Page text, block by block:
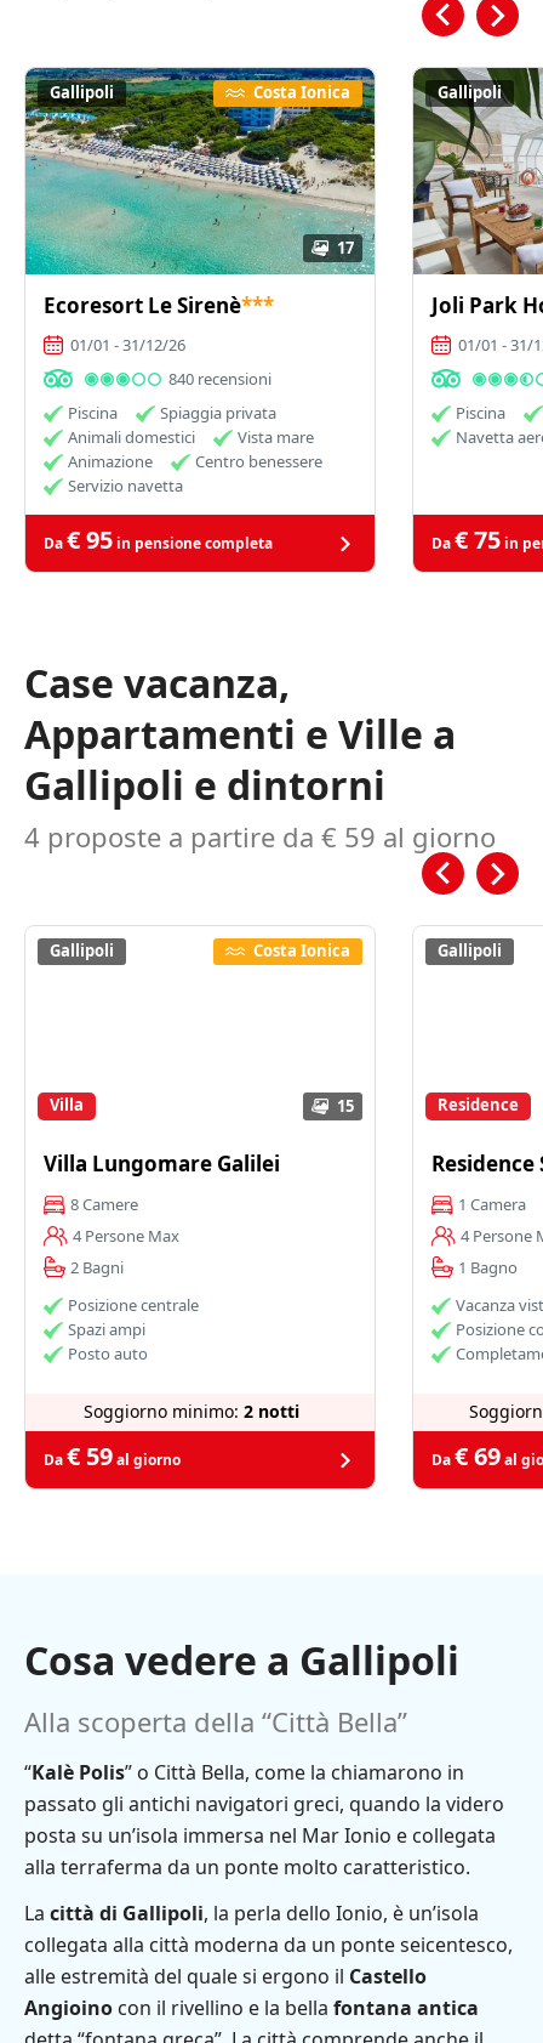
17
Gallipoli Costa Ionica
Ecoresort Le Sirenè***
01/01 - 31/12/26
840 recensioni
Piscina
Spiaggia privata
Animali domestici
Vista mare
Animazione
Centro benessere
Servizio navetta
Da€ 95 in pensione completa
Gallipoli
Joli Park
01/01 - 31/
Piscina
Navetta
Da€ 75 in
Case vacanza,
Appartamenti e Ville a
Gallipoli e dintorni
4 proposte a partire da € 59 al giorno
15
Gallipoli Costa Ionica
Villa
Villa Lungomare Galilei
8 Camere
4 Persone Max
2 Bagni
Posizione centrale
Spazi ampi
Posto auto
Soggiorno minimo: 2 notti
Da€ 59al giorno
Gallipoli
Residence
1 Camera
4 Persone
1 Bagno
Vacanza
Posizione
Da€ 69al
Cosa vedere a Gallipoli
Alla scoperta della “Città Bella”
“Kalè Polis” o Città Bella, come la chiamarono in
passato gli antichi navigatori greci, quando la videro
posta su un’isola immersa nel Mar Ionio e collegata
alla terraferma da un ponte molto caratteristico.
La città di Gallipoli, la perla dello Ionio, è un’isola
collegata alla città moderna da un ponte seicentesco,
alle estremità del quale si ergono il Castello
Angioino con il rivellino e la bella fontana antica